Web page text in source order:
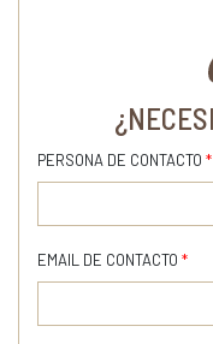
PERSONA DE CONTACTO *
EMAIL DE CONTACTO *